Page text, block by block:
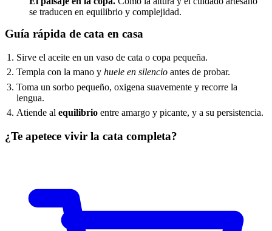
se traducen en equilibrio y complejidad.
Guía rápida de cata en casa
Sirve el aceite en un vaso de cata o copa pequeña.
Templa con la mano yhuele en silencio antes de probar.
Toma un sorbo pequeño, oxigena suavemente y recorre la
lengua.
Atiende alequilibrio entre amargo y picante, y a su persistencia.
¿Te apetece vivir la cata completa?